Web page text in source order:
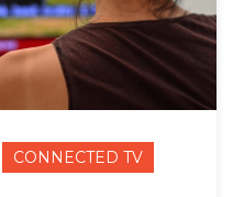
CONNECTED TV